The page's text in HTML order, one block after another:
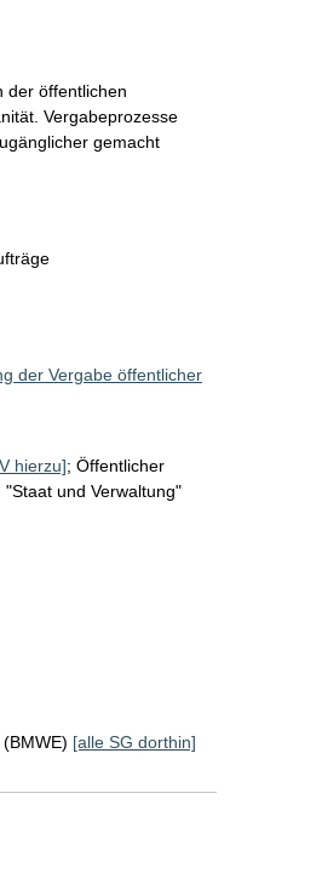
der öffentlichen
Vergabeprozesse
gemacht
der Vergabe öffentlicher
hierzu]; Öffentlicher
und Verwaltung"
[alle SG dorthin]